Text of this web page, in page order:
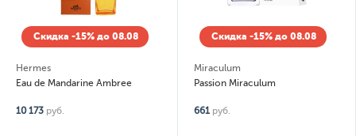
Скидка -15% до 08.08
Hermes
Eau de Mandarine Ambree
10 173 руб.
Скидка -15% до 08.08
Miraculum
Passion Miraculum
661 руб.